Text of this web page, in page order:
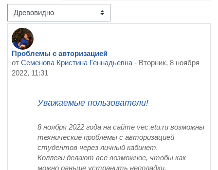
Режим отображения
Проблемы с авторизацией
от Семенова Кристина Геннадьевна- Вторник, 8 ноября
2022, 11:31
Количество ответов: 0
Уважаемые пользователи!
8 ноября 2022 года на сайте vec.etu.ru возможны
технические проблемы с авторизацией
студентов через личный кабинет.
Коллеги делают все возможное, чтобы как
можно раньше устранить неполадки.